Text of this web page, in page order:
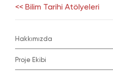
<< Bilim Tarihi Atölyeleri
Hakkımızda
Proje Ekibi